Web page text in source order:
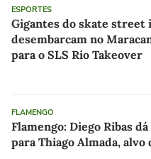
ESPORTES
Gigantes do skate street
desembarcam no
para o SLS Rio Takeover
FLAMENGO
Flamengo: Diego Ribas
para Thiago Almada, alvo